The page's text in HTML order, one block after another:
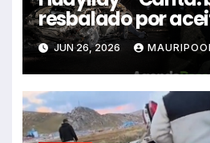
resbalado por
impactó auto
dejando dos
JUN 26, 2026